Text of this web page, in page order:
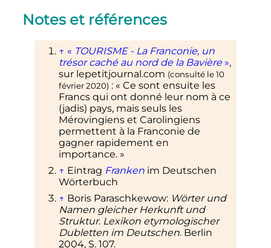
Notes et références
↑ « TOURISME - La Franconie, un
trésor caché au nord de la Bavière »,
sur lepetitjournal.com (consulté le10
février 2020) : « Ce sont ensuite les
Francs qui ont donné leur nom à ce
(jadis) pays, mais seuls les
Mérovingiens et Carolingiens
permettent à la Franconie de
gagner rapidement en
importance. »
↑ Eintrag Frankenim Deutschen
Wörterbuch
↑ Boris Paraschkewow: Wörter und
Namen gleicher Herkunft und
Struktur. Lexikon etymologischer
Dubletten im Deutschen.Berlin
2004, S. 107.